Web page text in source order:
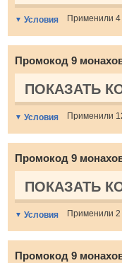
Условия Применили 4
Промокод 9
ПОКАЗАТЬ
Условия Применили
Промокод 9
ПОКАЗАТЬ
Условия Применили 2
Промокод 9